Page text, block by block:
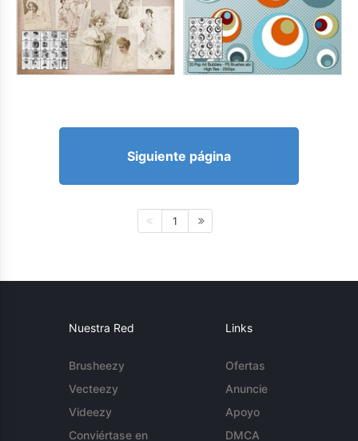
Siguiente página
1
Nuestra Red
Brusheezy
Vecteezy
Videezy
Conviértase en
Links
Ofertas
Anuncie
Apoyo
DMCA